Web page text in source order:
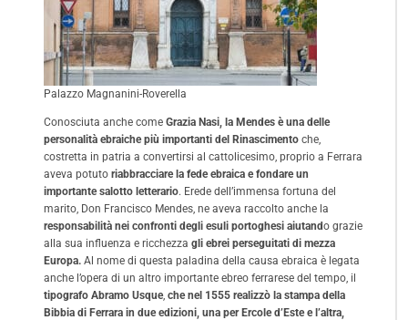
Palazzo Magnanini-Roverella
Conosciuta anche come Grazia Nasi, la Mendes è una delle
personalità ebraiche più importanti del Rinascimento che,
costretta in patria a convertirsi al cattolicesimo, proprio a Ferrara
aveva potuto riabbracciare la fede ebraica e fondare un
importante salotto letterario. Erede dell’immensa fortuna del
marito, Don Francisco Mendes, ne aveva raccolto anche la
responsabilità nei confronti degli esuli portoghesi aiutando grazie
alla sua influenza e ricchezza gli ebrei perseguitati di mezza
Europa. Al nome di questa paladina della causa ebraica è legata
anche l’opera di un altro importante ebreo ferrarese del tempo, il
tipografo Abramo Usque, che nel 1555 realizzò la stampa della
Bibbia di Ferrara in due edizioni, una per Ercole d’Este e l’altra,